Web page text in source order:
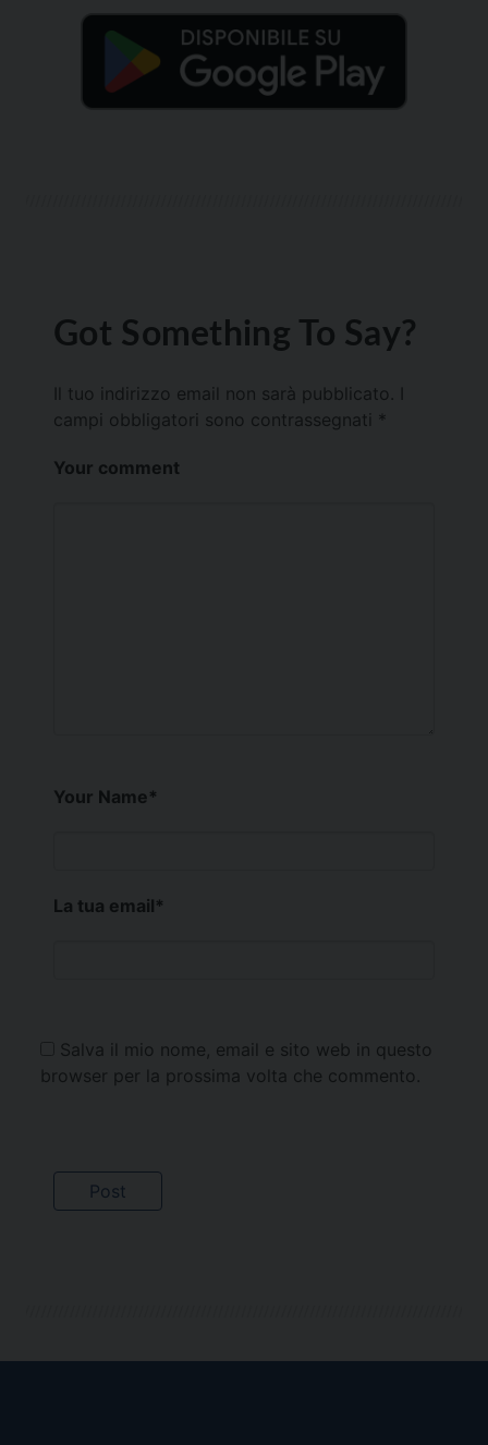
Got Something To Say?
Il tuo indirizzo email non sarà pubblicato.
campi obbligatori sono contrassegnati *
Your comment
Your Name*
La tua email*
Salva il mio nome, email e sito web in questo
browser per la prossima volta che commento.